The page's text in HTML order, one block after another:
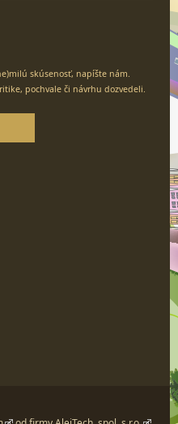
skúsenosť, napíšte nám.
pochvale či návrhu dozvedeli.